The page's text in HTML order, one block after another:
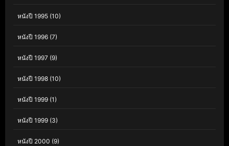
หนังปี 1995 (10)
หนังปี 1996 (7)
หนังปี 1997 (9)
หนังปี 1998 (10)
หนังปี 1999 (1)
หนังปี 1999 (3)
หนังปี 2000 (9)